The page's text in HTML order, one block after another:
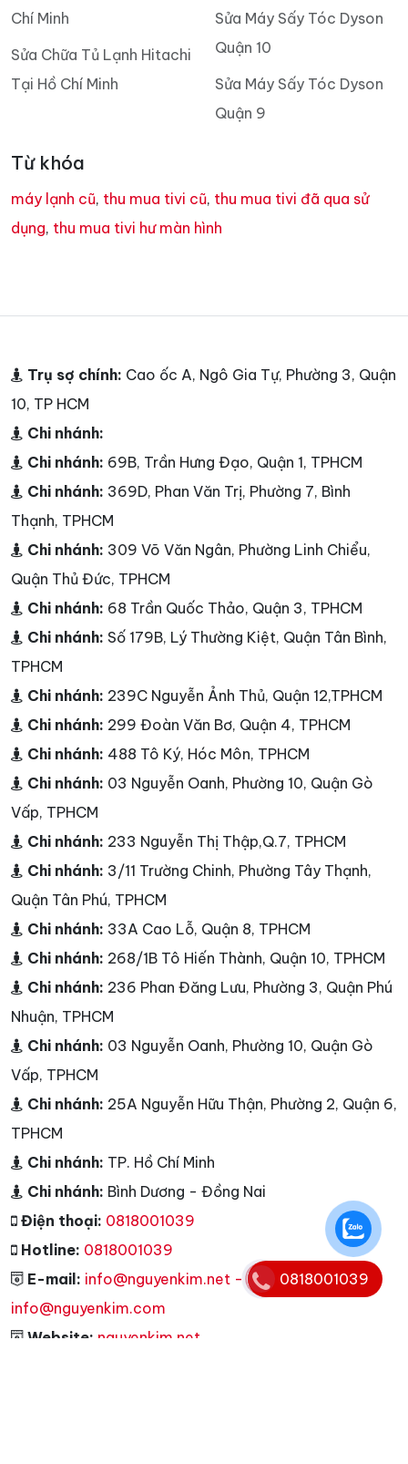
Chí Minh
Sửa Chữa Tủ Lạnh Hitachi
Tại Hồ Chí Minh
Sửa Máy Sấy Tóc Dyson
Quận 10
Sửa Máy Sấy Tóc Dyson
Quận 9
Từ khóa
máy lạnh cũ, thu mua tivi cũ, thu mua tivi đã qua sử
dụng, thu mua tivi hư màn hình
Trụ sợ chính: Cao ốc A, Ngô Gia Tự, Phường 3, Quận
10, TP HCM
Chi nhánh:
Chi nhánh: 69B, Trần Hưng Đạo, Quận 1, TPHCM
Chi nhánh: 369D, Phan Văn Trị, Phường 7, Bình
Thạnh, TPHCM
Chi nhánh: 309 Võ Văn Ngân, Phường Linh Chiểu,
Quận Thủ Đức, TPHCM
Chi nhánh: 68 Trần Quốc Thảo, Quận 3, TPHCM
Chi nhánh: Số 179B, Lý Thường Kiệt, Quận Tân Bình,
TPHCM
Chi nhánh: 239C Nguyễn Ảnh Thủ, Quận 12,TPHCM
Chi nhánh: 299 Đoàn Văn Bơ, Quận 4, TPHCM
Chi nhánh: 488 Tô Ký, Hóc Môn, TPHCM
Chi nhánh: 03 Nguyễn Oanh, Phường 10, Quận Gò
Vấp, TPHCM
Chi nhánh: 233 Nguyễn Thị Thập,Q.7, TPHCM
Chi nhánh: 3/11 Trường Chinh, Phường Tây Thạnh,
Quận Tân Phú, TPHCM
Chi nhánh: 33A Cao Lỗ, Quận 8, TPHCM
Chi nhánh: 268/1B Tô Hiến Thành, Quận 10, TPHCM
Chi nhánh: 236 Phan Đăng Lưu, Phường 3, Quận Phú
Nhuận, TPHCM
Chi nhánh: 03 Nguyễn Oanh, Phường 10, Quận Gò
Vấp, TPHCM
Chi nhánh: 25A Nguyễn Hữu Thận, Phường 2, Quận 6,
TPHCM
Chi nhánh: TP. Hồ Chí Minh
Chi nhánh: Bình Dương - Đồng Nai
Điện thoại: 0818001039
Hotline: 0818001039
E-mail: info@nguyenkim.net -
info@nguyenkim.com
Website: nguyenkim.net
0818001039